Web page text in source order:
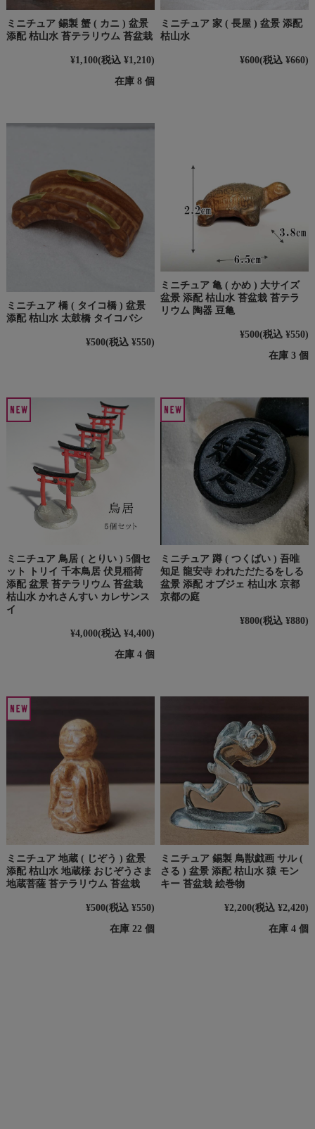
ミニチュア 錫製 蟹 ( カニ ) 盆景
添配 枯山水 苔テラリウム 苔盆栽
¥1,100(税込 ¥1,210)
在庫 8 個
ミニチュア 家 ( 長屋 ) 盆景 添配
枯山水
¥600(税込 ¥660)
ミニチュア 橋 ( タイコ橋 ) 盆景
添配 枯山水 太鼓橋 タイコバシ
¥500(税込 ¥550)
ミニチュア 亀 ( かめ ) 大サイズ
盆景 添配 枯山水 苔盆栽 苔テラ
リウム 陶器 豆亀
¥500(税込 ¥550)
在庫 3 個
ミニチュア 鳥居 ( とりい ) 5個セ
ット トリイ 千本鳥居 伏見稲荷
添配 盆景 苔テラリウム 苔盆栽
枯山水 かれさんすい カレサンス
イ
¥4,000(税込 ¥4,400)
在庫 4 個
ミニチュア 蹲 ( つくばい ) 吾唯
知足 龍安寺 われただたるをしる
盆景 添配 オブジェ 枯山水 京都
京都の庭
¥800(税込 ¥880)
ミニチュア 地蔵 ( じぞう ) 盆景
添配 枯山水 地蔵様 おじぞうさま
地蔵菩薩 苔テラリウム 苔盆栽
¥500(税込 ¥550)
在庫 22 個
ミニチュア 錫製 鳥獣戯画 サル (
さる ) 盆景 添配 枯山水 猿 モン
キー 苔盆栽 絵巻物
¥2,200(税込 ¥2,420)
在庫 4 個